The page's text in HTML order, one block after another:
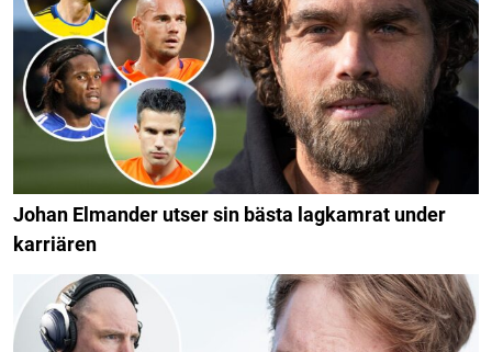
Johan Elmander utser sin bästa lagkamrat under
karriären